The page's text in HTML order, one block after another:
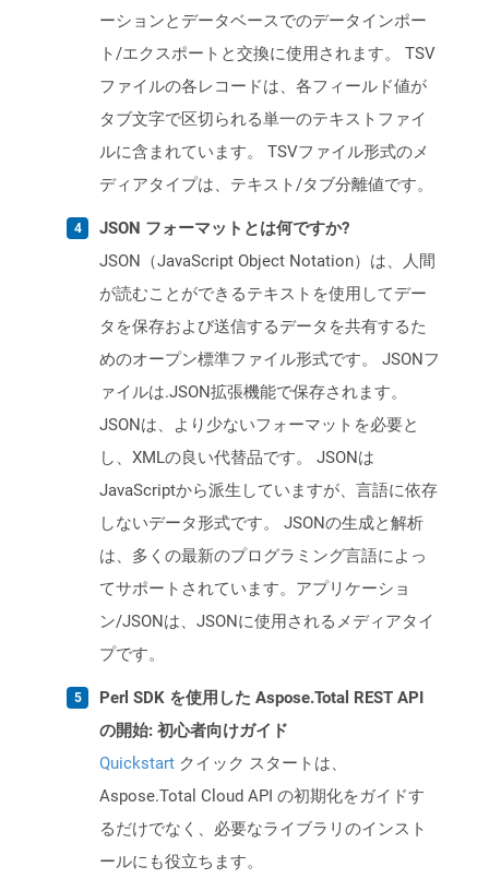
ーションとデータベースでのデータインポー
ト/エクスポートと交換に使用されます。 TSV
ファイルの各レコードは、各フィールド値が
タブ文字で区切られる単一のテキストファイ
ルに含まれています。 TSVファイル形式のメ
ディアタイプは、テキスト/タブ分離値です。
JSON フォーマットとは何ですか?
JSON（JavaScript Object Notation）は、人間
が読むことができるテキストを使用してデー
タを保存および送信するデータを共有するた
めのオープン標準ファイル形式です。 JSONフ
ァイルは.JSON拡張機能で保存されます。
JSONは、より少ないフォーマットを必要と
し、XMLの良い代替品です。 JSONは
JavaScriptから派生していますが、言語に依存
しないデータ形式です。 JSONの生成と解析
は、多くの最新のプログラミング言語によっ
てサポートされています。アプリケーショ
ン/JSONは、JSONに使用されるメディアタイ
プです。
Perl SDK を使用した Aspose.Total REST API
の開始: 初心者向けガイド
Quickstart クイック スタートは、
Aspose.Total Cloud API の初期化をガイドす
るだけでなく、必要なライブラリのインスト
ールにも役立ちます。